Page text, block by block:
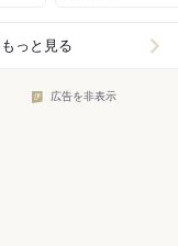
っと見る
広告を非表示